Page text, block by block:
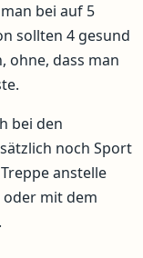
bei auf 5
sollten 4 gesund
ohne, dass man
bei den
noch Sport
anstelle
oder mit dem